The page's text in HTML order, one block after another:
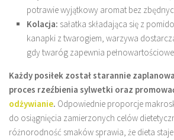
potrawie wyjątkowy aromat bez
Kolacja: sałatka składająca się z
kanapki z twarogiem, warzywa
gdy twaróg zapewnia
Każdy posiłek został starannie
proces rzeźbienia sylwetki oraz
odżywianie. Odpowiednie proporcje
do osiągnięcia zamierzonych celów
różnorodność smaków sprawia, że dieta